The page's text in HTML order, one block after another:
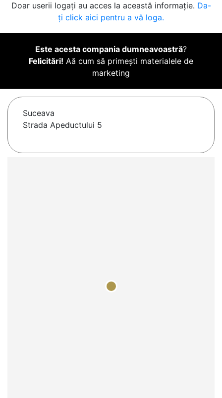
Doar userii logați au acces la această informație. Da-
ți click aici pentru a vă loga.
Este acesta compania dumneavoastră?
Felicitări! Aă cum să primești materialele de
marketing
Suceava
Strada Apeductului 5